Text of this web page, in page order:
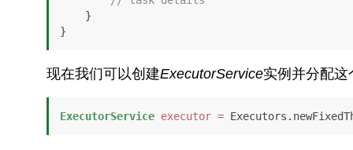
}
现在我们可以创建ExecutorService实例并分配这
ExecutorService executor =